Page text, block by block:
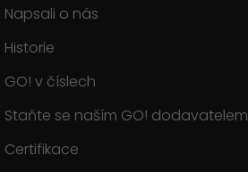
Napsali o nás
Historie
GO! v číslech
Staňte se naším GO! dodavatelem
Certifikace